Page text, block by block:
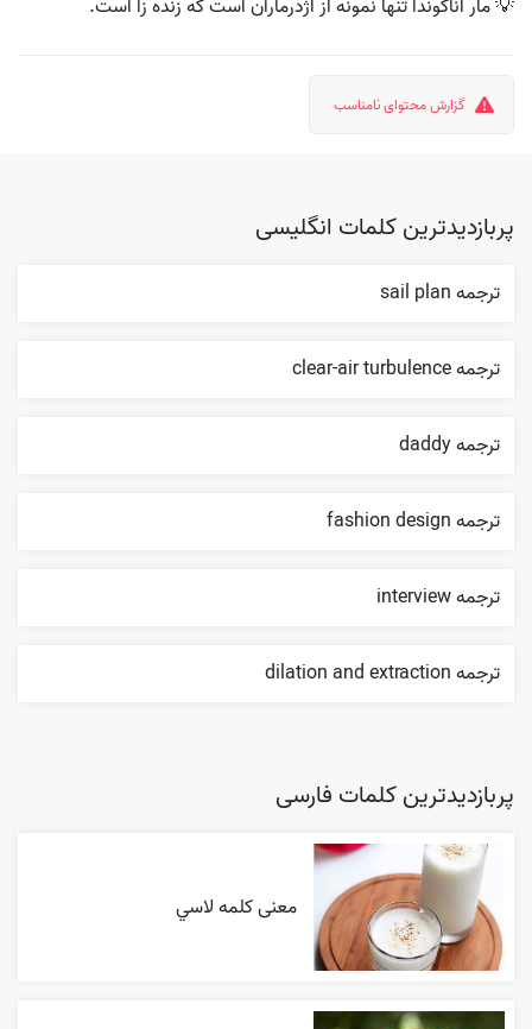
💡 مار آناکوندا تنها نمونه از اژدرماران است که زنده زا است.
گزارش محتوای نامناسب
پربازدیدترین کلمات انگلیسی
ترجمه sail plan
ترجمه clear-air turbulence
ترجمه daddy
ترجمه fashion design
ترجمه interview
ترجمه dilation and extraction
پربازدیدترین کلمات فارسی
معنی کلمه لاسي